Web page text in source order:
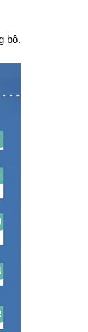
bộ.